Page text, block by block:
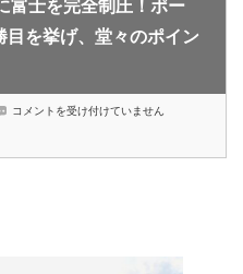
富士を完全制圧！ポー
目を挙げ、堂々のポイン
【SF】
コメントを受け付けていません